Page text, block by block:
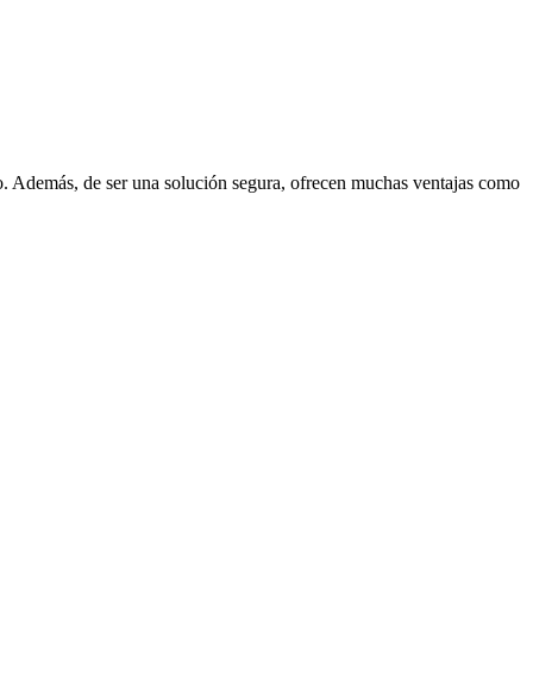
de ser una solución segura, ofrecen muchas ventajas como